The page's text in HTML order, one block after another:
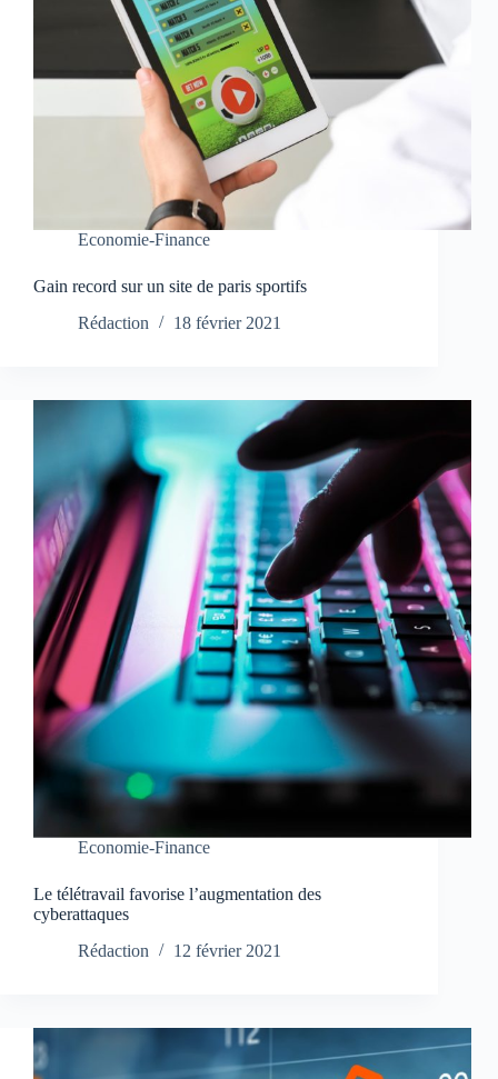
Economie-Finance
Gain record sur un site de paris sportifs
Rédaction
18 février 2021
Economie-Finance
Le télétravail favorise l’augmentation des
cyberattaques
Rédaction
12 février 2021